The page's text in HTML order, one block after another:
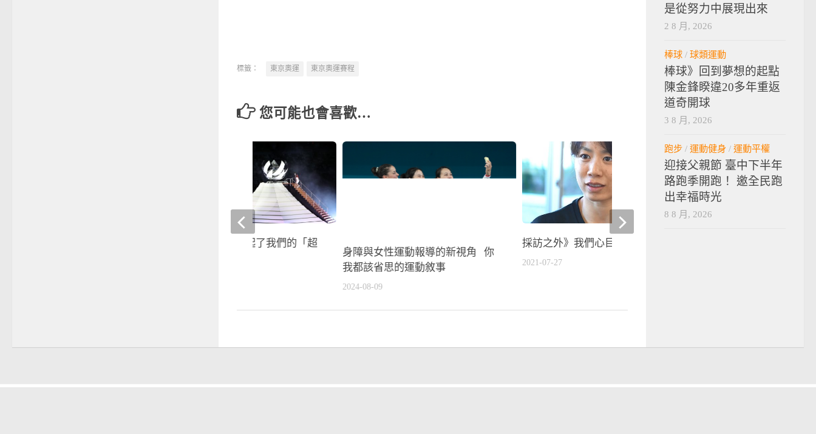
標籤： 東京奧運 東京奧運賽程
您可能也會喜歡…
身障與女性運動報導的新視角 你
我都該省思的運動敘事
2024-08-09
採訪之外》我們心目中的連珍羚
2021-07-27
奧運》那一夜，喚起了我們的「超
是從努力中展現出來
2 8 月, 2026
棒球 / 球類運動
棒球》回到夢想的起點
陳金鋒睽違20多年重返
道奇開球
3 8 月, 2026
跑步 / 運動健身 / 運動平權
迎接父親節 臺中下半年
路跑季開跑！ 邀全民跑
出幸福時光
8 8 月, 2026